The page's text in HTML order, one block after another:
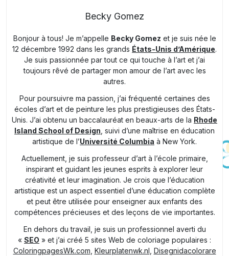
Becky Gomez
Bonjour à tous! Je m’appelle Becky Gomez et je suis née le
12 décembre 1992 dans les grands États-Unis d’Amérique.
Je suis passionnée par tout ce qui touche à l’art et j’ai
toujours rêvé de partager mon amour de l’art avec les
autres.
Pour poursuivre ma passion, j’ai fréquenté certaines des
écoles d’art et de peinture les plus prestigieuses des États-
Unis. J’ai obtenu un baccalauréat en beaux-arts de la Rhode
Island School of Design , suivi d’une maîtrise en éducation
artistique de l’Université Columbia à New York.
Actuellement, je suis professeur d’art à l’école primaire,
inspirant et guidant les jeunes esprits à explorer leur
créativité et leur imagination. Je crois que l’éducation
artistique est un aspect essentiel d’une éducation complète
et peut être utilisée pour enseigner aux enfants des
compétences précieuses et des leçons de vie importantes.
En dehors du travail, je suis un professionnel averti du
« SEO » et j’ai créé 5 sites Web de coloriage populaires :
ColoringpagesWk.com Kleurplatenwk.nl Disegnidacolorare